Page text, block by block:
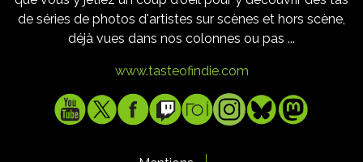
de séries de photos d'artistes sur scènes et hors scène,
déjà vues dans nos colonnes ou pas ...
www.tasteofindie.com